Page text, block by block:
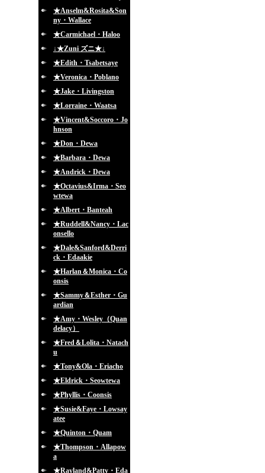
★Anselm&Rosita&Son
ny・Wallace
★Carmichael・Haloo
↓★Zuni ズニ★↓
★Edith・Tsabetsaye
★Veronica・Poblano
★Jake・Livingston
★Lorraine・Waatsa
★Vincent&Soccoro・Jo
hnson
★Don・Dewa
★Barbara・Dewa
★Andrick・Dewa
★Octavius&Irma・Seo
wtewa
★Albert・Banteah
★Ruddell&Nancy・Lac
onsello
★Dale&Sanford&Derri
ck・Edaakie
★Harlan＆Monica・Co
onsis
★Sammy＆Esther・Gu
ardian
★Amy・Wesley（Quan
delacy）
★Fred＆Lolita・Natach
u
★Tony&Ola・Eriacho
★Eldrick・Seowtewa
★Phyllis・Coonsis
★Susie&Faye・Lowsay
atee
★Quinton・Quam
★Thompson・Allapow
a
★Rayland&Patty・Eda